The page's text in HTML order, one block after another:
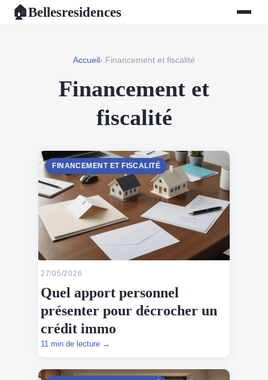
🏠Bellesresidences
Accueil › Financement et fiscalité
Financement et
fiscalité
FINANCEMENT ET FISCALITÉ
27/05/2026
Quel apport personnel
présenter pour décrocher un
crédit immo
11 min de lecture →